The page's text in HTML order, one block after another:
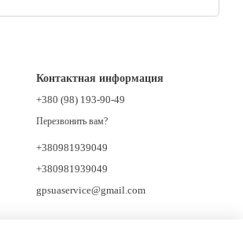
Контактная информация
+380 (98) 193-90-49
Перезвонить вам?
+380981939049
+380981939049
gpsuaservice@gmail.com